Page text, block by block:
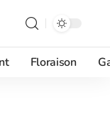
Floraison